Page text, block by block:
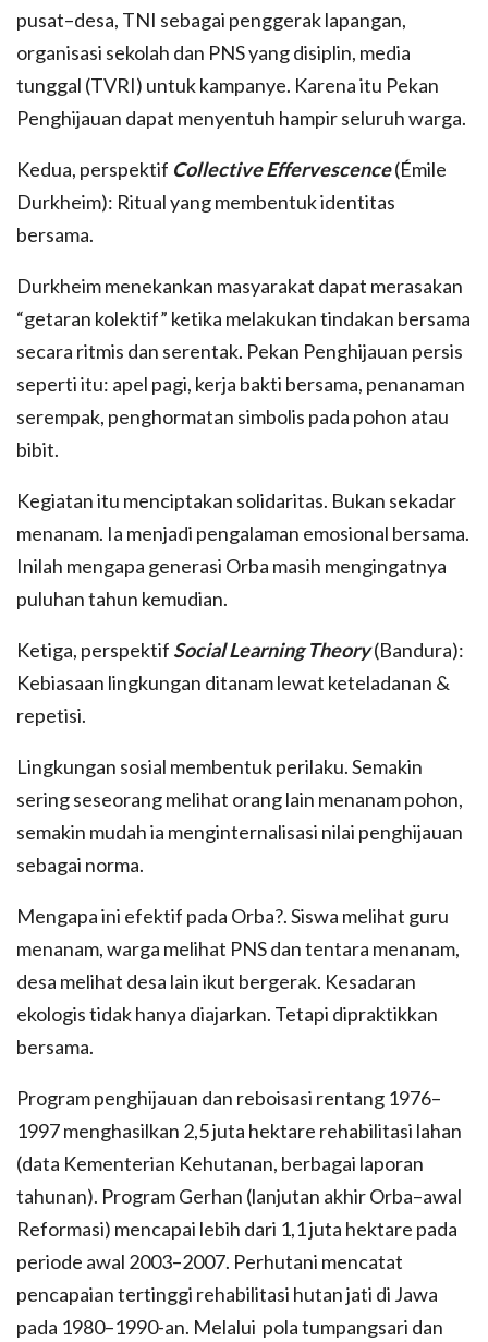
pusat–desa, TNI sebagai penggerak lapangan,
organisasi sekolah dan PNS yang disiplin, media
tunggal (TVRI) untuk kampanye. Karena itu Pekan
Penghijauan dapat menyentuh hampir seluruh warga.
Kedua, perspektif Collective Effervescence(Émile
Durkheim): Ritual yang membentuk identitas
bersama.
Durkheim menekankan masyarakat dapat merasakan
“getaran kolektif” ketika melakukan tindakan bersama
secara ritmis dan serentak. Pekan Penghijauan persis
seperti itu: apel pagi, kerja bakti bersama, penanaman
serempak, penghormatan simbolis pada pohon atau
bibit.
Kegiatan itu menciptakan solidaritas. Bukan sekadar
menanam. Ia menjadi pengalaman emosional bersama.
Inilah mengapa generasi Orba masih mengingatnya
puluhan tahun kemudian.
Ketiga, perspektif Social Learning Theory(Bandura):
Kebiasaan lingkungan ditanam lewat keteladanan &
repetisi.
Lingkungan sosial membentuk perilaku. Semakin
sering seseorang melihat orang lain menanam pohon,
semakin mudah ia menginternalisasi nilai penghijauan
sebagai norma.
Mengapa ini efektif pada Orba?. Siswa melihat guru
menanam, warga melihat PNS dan tentara menanam,
desa melihat desa lain ikut bergerak. Kesadaran
ekologis tidak hanya diajarkan. Tetapi dipraktikkan
bersama.
Program penghijauan dan reboisasi rentang 1976–
1997 menghasilkan 2,5 juta hektare rehabilitasi lahan
(data Kementerian Kehutanan, berbagai laporan
tahunan). Program Gerhan (lanjutan akhir Orba–awal
Reformasi) mencapai lebih dari 1,1 juta hektare pada
periode awal 2003–2007. Perhutani mencatat
pencapaian tertinggi rehabilitasi hutan jati di Jawa
pada 1980–1990-an. Melalui pola tumpangsari dan